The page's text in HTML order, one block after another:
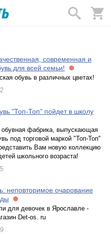
современная и
для всей семьи!
обувь в различных цветах!
"Топ-Топ" пойдет в школу
обувная фабрика, выпускающая
под торговой маркой "Топ-Топ"
Вам новую коллекцию
школьного возраста!
неповторимое очарование
для девочек в Ярославле -
Det-os. ru